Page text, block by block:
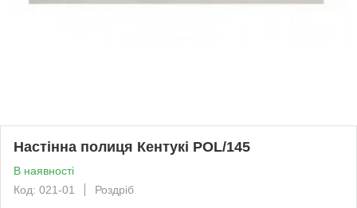
Настінна полиця Кентукі POL/145
В наявності
Код: 021-01
Роздріб